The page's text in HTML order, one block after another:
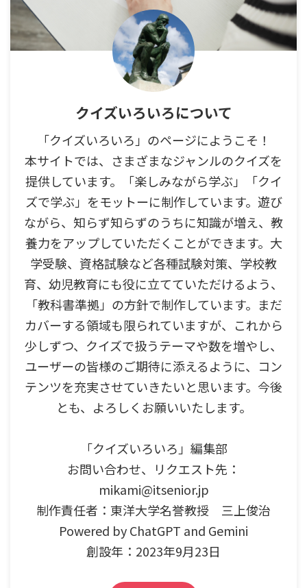
クイズいろいろについて
「クイズいろいろ」のページにようこそ！
本サイトでは、さまざまなジャンルのクイズを
提供しています。「楽しみながら学ぶ」「クイ
ズで学ぶ」をモットーに制作しています。遊び
ながら、知らず知らずのうちに知識が増え、教
養力をアップしていただくことができます。大
学受験、資格試験など各種試験対策、学校教
育、幼児教育にも役に立てていただけるよう、
「教科書準拠」の方針で制作しています。まだ
カバーする領域も限られていますが、これから
少しずつ、クイズで扱うテーマや数を増やし、
ユーザーの皆様のご期待に添えるように、コン
テンツを充実させていきたいと思います。今後
とも、よろしくお願いいたします。
「クイズいろいろ」編集部
お問い合わせ、リクエスト先：
mikami@itsenior.jp
制作責任者：東洋大学名誉教授 三上俊治
Powered by ChatGPT and Gemini
創設年：2023年9月23日